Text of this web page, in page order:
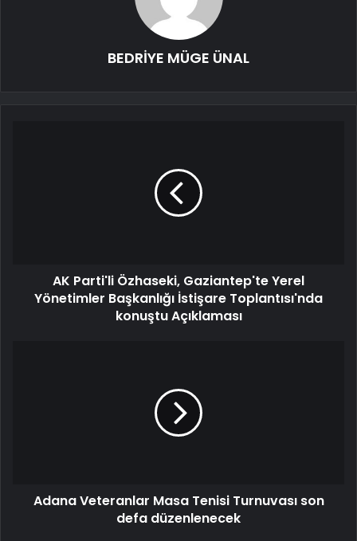
BEDRİYE MÜGE ÜNAL
AK Parti'li Özhaseki, Gaziantep'te Yerel
Yönetimler Başkanlığı İstişare Toplantısı'nda
konuştu Açıklaması
Adana Veteranlar Masa Tenisi Turnuvası son
defa düzenlenecek